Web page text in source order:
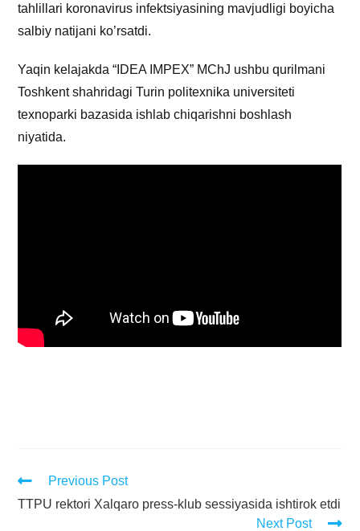
tahlillari koronavirus infektsiyasining mavjudligi boyicha
salbiy natijani ko’rsatdi.
Yaqin kelajakda “IDEA IMPEX” MChJ ushbu qurilmani
Toshkent shahridagi Turin politexnika universiteti
texnoparki bazasida ishlab chiqarishni boshlash
niyatida.
Previous Post
TTPU rektori Xalqaro press-klub sessiyasida ishtirok etdi
Next Post